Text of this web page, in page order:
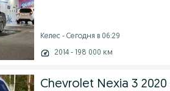
Келес - Сегодня в 06:29
2014 - 198 000 км
Chevrolet Nexia 3